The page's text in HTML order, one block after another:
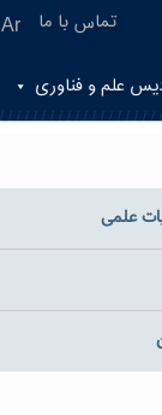
Ar تماس با ما
علم و فناوری
علمی